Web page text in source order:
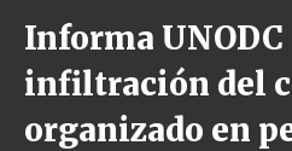
Informa UNODC
infiltración del
organizado en